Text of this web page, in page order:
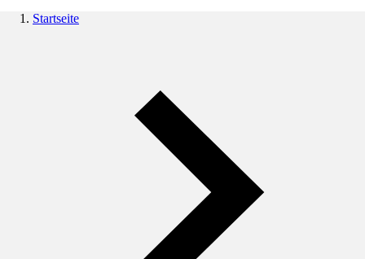
Startseite